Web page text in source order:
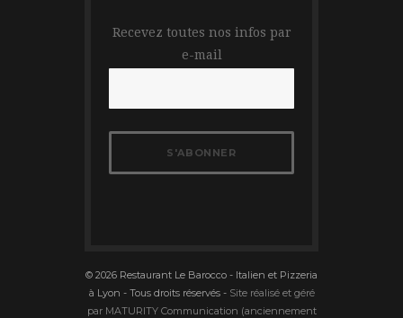
Recevez toutes nos infos par
e-mail
© 2026 Restaurant Le Barocco - Italien et Pizzeria
à Lyon - Tous droits réservés - Site réalisé et géré
par MATURITY Communication (anciennement